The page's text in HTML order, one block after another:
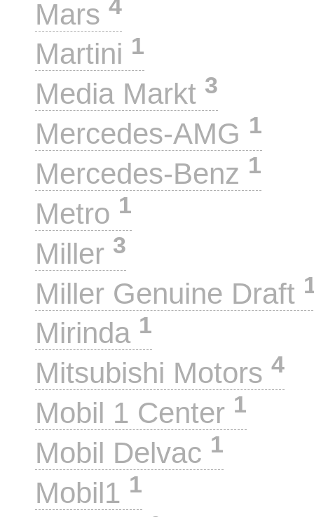
Mars 4
Martini 1
Media Markt 3
Mercedes-AMG 1
Mercedes-Benz 1
Metro 1
Miller 3
Miller Genuine Draft
Mirinda 1
Mitsubishi Motors 4
Mobil 1 Center 1
Mobil Delvac 1
Mobil1 1